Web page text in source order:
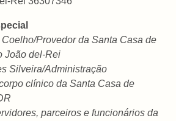
Provedor da Santa Casa de
João del-Rei
Silveira/Administração
clínico da Santa Casa de
parceiros e funcionários da